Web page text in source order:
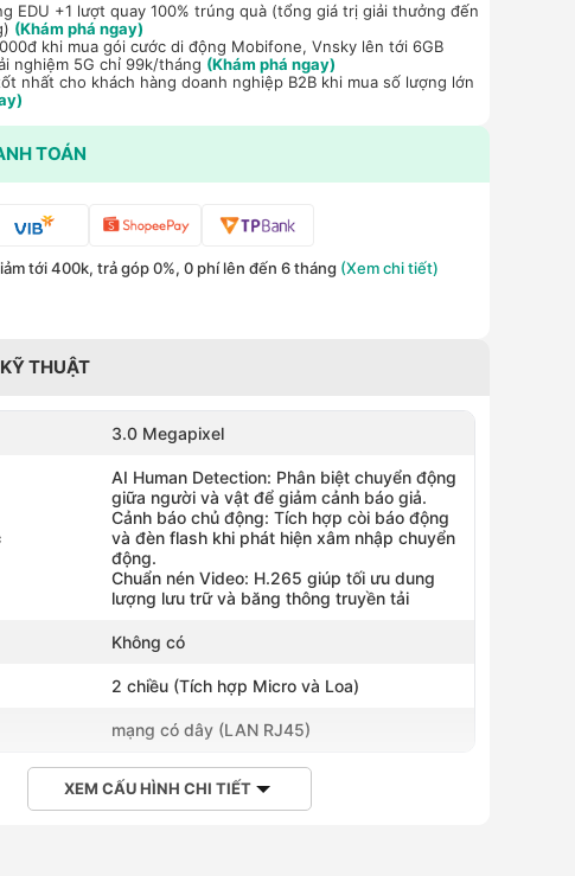
EDU +1 lượt quay 100% trúng quà (tổng giá trị giải thưởng đến
(Khám phá ngay)
khi mua gói cước di động Mobifone, Vnsky lên tới 6GB
nghiệm 5G chỉ 99k/tháng (Khám phá ngay)
nhất cho khách hàng doanh nghiệp B2B khi mua số lượng lớn
TOÁN
tới 400k, trả góp 0%, 0 phí lên đến 6 tháng (Xem chi tiết)
THUẬT
3.0 Megapixel
AI Human Detection: Phân biệt chuyển động
giữa người và vật để giảm cảnh báo giả.
Cảnh báo chủ động: Tích hợp còi báo động
và đèn flash khi phát hiện xâm nhập chuyển
động.
Chuẩn nén Video: H.265 giúp tối ưu dung
lượng lưu trữ và băng thông truyền tải
Không có
2 chiều (Tích hợp Micro và Loa)
mạng có dây (LAN RJ45)
XEM CẤU HÌNH CHI TIẾT